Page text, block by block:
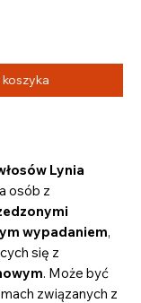
Lynia
osób z
wypadaniem,
się z
. Może być
związanych z